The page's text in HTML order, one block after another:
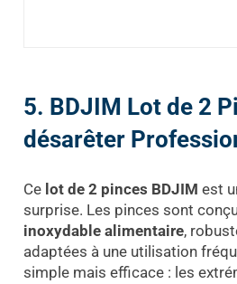
5. BDJIM Lot de 2
désarêter
Ce lot de 2 pinces BDJIM est
surprise. Les pinces sont
inoxydable alimentaire,
adaptées à une utilisation
simple mais efficace : les